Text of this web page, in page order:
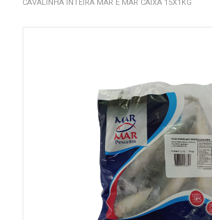
CAVALINHA INTEIRA MAR E MAR CAIXA 15X1KG